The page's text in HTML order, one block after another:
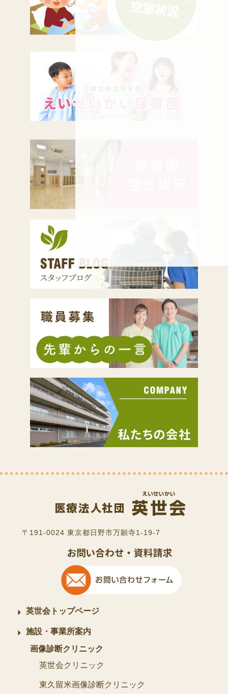
〒191-0024 東京都日野市万願寺1-19-7
英世会トップページ
施設・事業所案内
画像診断クリニック
英世会クリニック
東久留米画像診断クリニック